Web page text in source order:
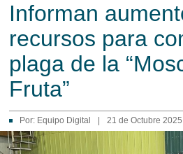
Informan
recursos para
plaga de la
Fruta”
Por: Equipo Digital 21 de Octubre 2025